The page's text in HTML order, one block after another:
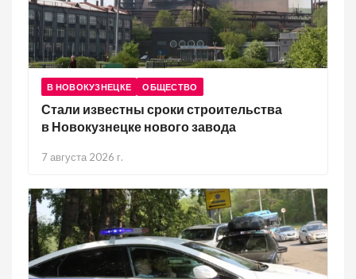
В НОВОКУЗНЕЦКЕ ОБЩЕСТВО
Стали известны сроки строительства
в Новокузнецке нового завода
7 августа 2026 г.